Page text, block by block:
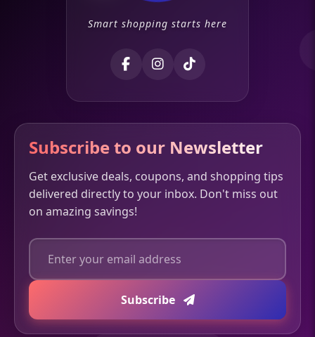
Smart shopping starts here
Subscribe to our Newsletter
Get exclusive deals, coupons, and shopping tips
delivered directly to your inbox. Don't miss out
on amazing savings!
Subscribe